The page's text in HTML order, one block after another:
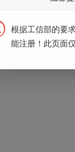
根据工信部的要
能注册！此页面